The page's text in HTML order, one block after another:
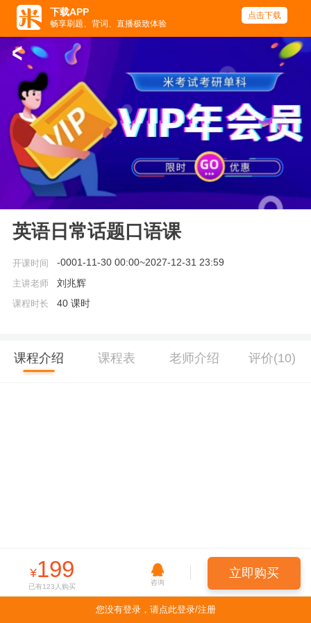
下载APP
畅享刷题、背词、直播极致体验
点击下载
<
英语日常话题口语课
开课时间 -0001-11-30 00:00~2027-12-31 23:59
主讲老师 刘兆辉
课程时长 40 课时
课程介绍 课程表 老师介绍 评价(10)
¥199
已有123 人购买
咨询
立即购买
您没有登录，请点此登录/注册